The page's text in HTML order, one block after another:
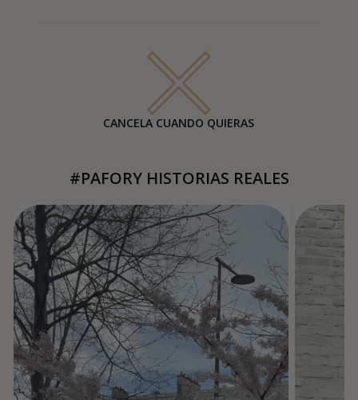
CANCELA CUANDO QUIERAS
#PAFORY HISTORIAS REALES